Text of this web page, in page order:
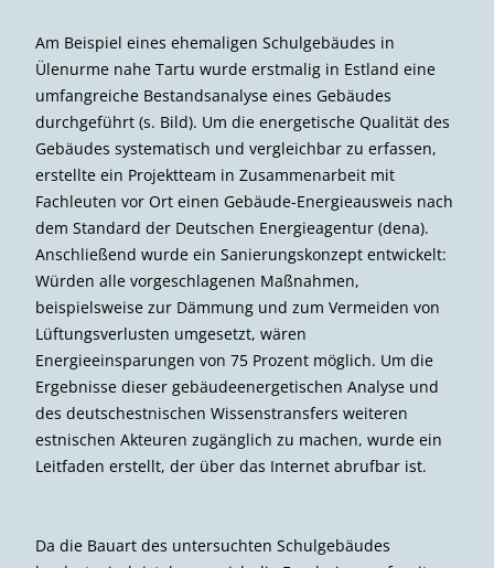
Am Beispiel eines ehemaligen Schulgebäudes in
Ülenurme nahe Tartu wurde erstmalig in Estland eine
umfangreiche Bestandsanalyse eines Gebäudes
durchgeführt (s. Bild). Um die energetische Qualität des
Gebäudes systematisch und vergleichbar zu erfassen,
erstellte ein Projektteam in Zusammenarbeit mit
Fachleuten vor Ort einen Gebäude-Energieausweis nach
dem Standard der Deutschen Energieagentur (dena).
Anschließend wurde ein Sanierungskonzept entwickelt:
Würden alle vorgeschlagenen Maßnahmen,
beispielsweise zur Dämmung und zum Vermeiden von
Lüftungsverlusten umgesetzt, wären
Energieeinsparungen von 75 Prozent möglich. Um die
Ergebnisse dieser gebäudeenergetischen Analyse und
des deutschestnischen Wissenstransfers weiteren
estnischen Akteuren zugänglich zu machen, wurde ein
Leitfaden erstellt, der über das Internet abrufbar ist.
Da die Bauart des untersuchten Schulgebäudes